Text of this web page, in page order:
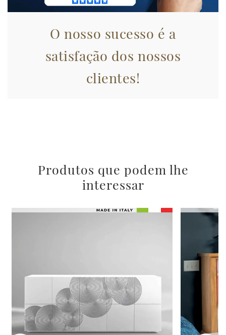
pubblicità e social media, i quali potrebbero combinarle
raccolto dal suo utilizzo dei loro servizi.
O nosso sucesso é a
satisfação dos nossos
clientes!
Produtos que podem lhe
interessar